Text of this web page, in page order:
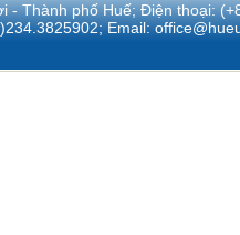
- Thành phố Huế; Điện thoại:
Email: